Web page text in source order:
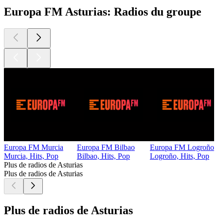
Europa FM Asturias: Radios du groupe
Europa FM Murcia
Murcia, Hits, Pop
Europa FM Bilbao
Bilbao, Hits, Pop
Europa FM Logroño
Logroño, Hits, Pop
Plus de radios de Asturias
Plus de radios de Asturias
Plus de radios de Asturias